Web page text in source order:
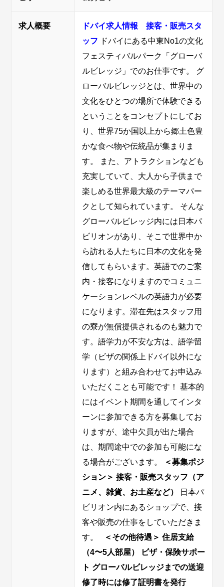
求人概要
ドバイ求人情報 接客・販売スタ
ッフ ドバイにある中東No1の文化
フェスティバルパーク「グローバ
ルビレッジ」でのお仕事です。 グ
ローバルビレッジとは、世界中の
文化をひとつの場所で体験できる
ということをコンセプトにしてお
り、世界75か国以上から郷土色豊
かな食べ物や伝統品が集まりま
す。 また、アトラクションなども
充実していて、大人から子供まで
楽しめる世界最大級のテーマパー
クとして知られています。 そんな
グローバルビレッジ内には日本パ
ビリオンがあり、そこで世界中か
ら訪れる人たちに日本の文化を発
信してもらいます。英語でのご案
内・接客になりますのでコミュニ
ケーションレベルの英語力が必要
になります。滞在先はスタッフ用
の寮が無償提供されるのも魅力で
す。語学力が不安な方は、語学留
学（ビザの関係上ドバイ以外にな
ります）と組み合わせてお申込み
いただくことも可能です！ 基本的
にはイベント期間を通してインタ
ーンに参加できる方を募集してお
りますが、途中欠員が出た場合
は、期間途中での参加も可能にな
る場合がございます。
＜募集ポジ
ション＞ 接客・販売スタッフ（ア
ニメ、雑貨、お土産など）
日本パ
ビリオン内にあるショップで、接
客や販売の仕事をしていただきま
す。
＜その他待遇＞ 住居支給
（4〜5人部屋）
ビザ・保険サポー
ト グローバルビレッジまでの送迎
修了時には修了証明書を発行